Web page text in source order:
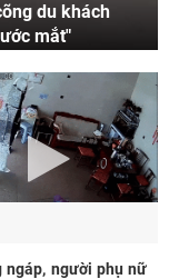
du khách
mắt"
ngáp, người phụ nữ